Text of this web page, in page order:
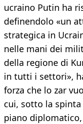
ucraino Putin ha
definendolo «un
strategica in
nelle mani dei
della regione di
in tutti i settori»,
forza che lo zar
cui, sotto la spinta
piano